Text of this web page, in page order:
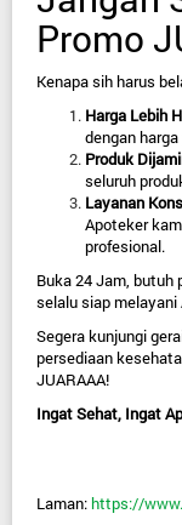
Promo
Kenapa sih harus
Harga Lebih
dengan
Produk
seluruh
Layanan
Apoteker
profesional.
Buka 24 Jam, butuh
selalu siap melayani
Segera kunjungi
persediaan
JUARAAA!
Ingat Sehat, Ingat
Laman:https://